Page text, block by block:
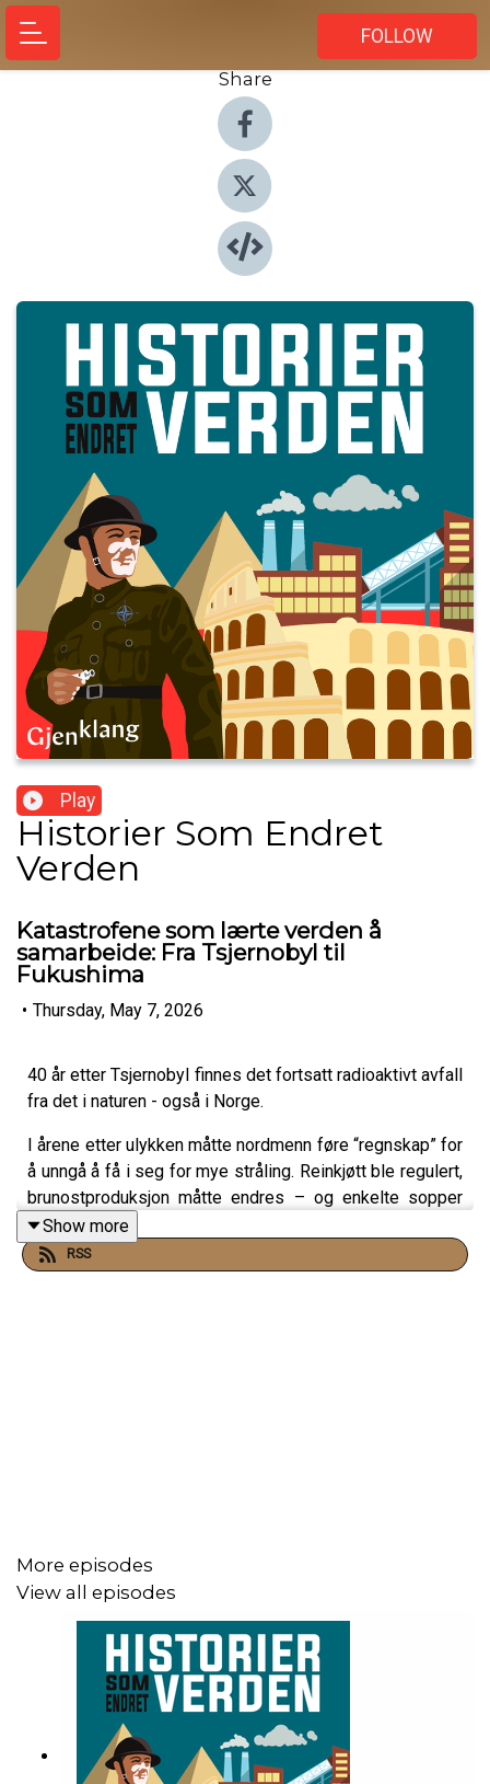
FOLLOW
Share
Play
Historier Som Endret
Verden
Katastrofene som lærte verden å
samarbeide: Fra Tsjernobyl til
Fukushima
• Thursday, May 7, 2026
40 år etter Tsjernobyl finnes det fortsatt radioaktivt avfall
fra det i naturen - også i Norge.
I årene etter ulykken måtte nordmenn føre “regnskap” for
å unngå å få i seg for mye stråling. Reinkjøtt ble regulert,
brunostproduksjon måtte endres – og enkelte sopper
måles fortsatt med høye verdier i dag. I denne episoden
forteller Ingeborg Mork Knutsen hva vi faktisk lærte av
Tsjernobyl: Hvordan ulykken kunne skje, hvordan den
Programleder og produsent er Christian Konglund
Klipp av Anton Styve
Musikk: Epidemic Sounds
Podkasten er produsert av Gjenklang Studio
Show more
RSS
More episodes
View all episodes